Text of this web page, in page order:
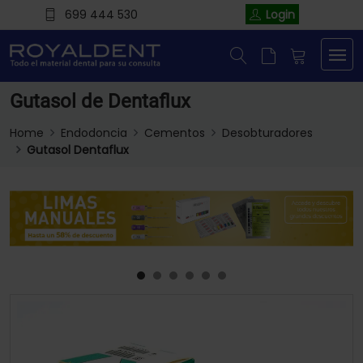
699 444 530 Login
Gutasol de Dentaflux
Home Endodoncia Cementos
Desobturadores
Gutasol Dentaflux